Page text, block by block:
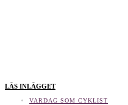
LÄS INLÄGGET
VARDAG SOM CYKLIST